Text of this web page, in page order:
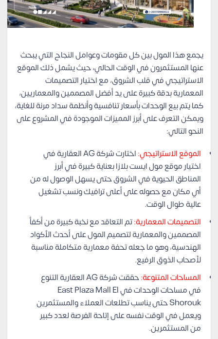
يجمع هذا المول بين كل مقومات وعوامل النجاح التي يبحث
عنها المستثمرون في الوقت الحالي، حيث يشمل ذلك الموقع
الاستراتيجي في قلب الشروق، مع اختيار التصميمات
المعمارية بدقة كبيرة على يد أفضل المصممين والمعماريين،
كما يتم بيع الوحدات بأسعار تنافسية وأنظمة سداد مرنة للغاية،
ويمكن التعرف على أبرز المميزات الموجودة في المشروع على
النحو التالي:
الموقع الاستراتيجي:
اختارت شركة AG العقارية في
اختيار موقع مول ايست بلازا بعناية كبيرة في أبرز
المناطق الحيوية في الشروق حتى يسهل الوصول له من
أي مكان مع حصوله على أعلى ترافيك ونسب تشغيل
عالية طوال الوقت.
التصميمات المعمارية:تم التعاقد مع نخبة كبيرة من أكفأ
المصممين والمعمارية لتصميم المول على أحدث الأكواد
الهندسية، وهو ما جعله تحفة معمارية متكاملة مناسبة
لأصحاب الذوق الرفيع.
المساحات المتنوعة:
حققت شركة AG العقارية التنوع
في مساحات الوحدات في East Plaza Mall El
Shorouk حتى يناسب تطلعات العملاء والمستثمرين
ويعمل في الوقت نفسه على إتاحة الفرصة لعدد كبير
من المستثمرين.